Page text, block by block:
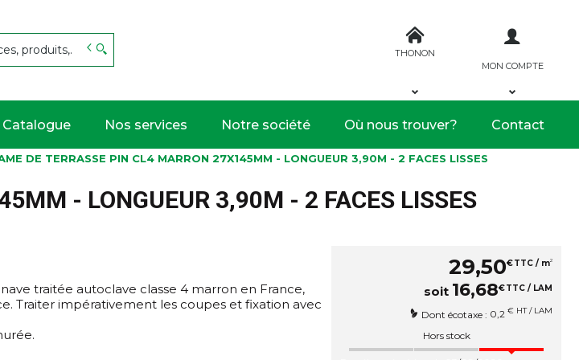
THONON
MON COMPTE
Catalogue Nos services Notre société Où nous trouver? Contact
DE TERRASSE PIN CL4 MARRON 27X145MM - LONGUEUR 3,90M - 2 FACES LISSES
- LONGUEUR 3,90M - 2 FACES LISSES
traitée autoclave classe 4 marron en France,
Traiter impérativement les coupes et fixation avec
29,50€TTC / m2
soit 16,68€TTC / LAM
Dont écotaxe : 0,2 € HT / LAM
Hors stock